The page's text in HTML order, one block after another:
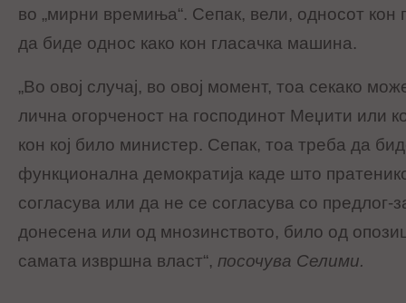
во „мирни времиња“. Сепак, вели, односот кон
да биде однос како кон гласачка машина.
„Во овој случај, во овој момент, тоа секако
лична огорченост на господинот Меџити или
кон кој било министер. Сепак, тоа треба да
функционална демократија каде што
согласува или да не се согласува со предлог-
донесена или од мнозинството, било од
самата извршна власт“, посочува Селими.